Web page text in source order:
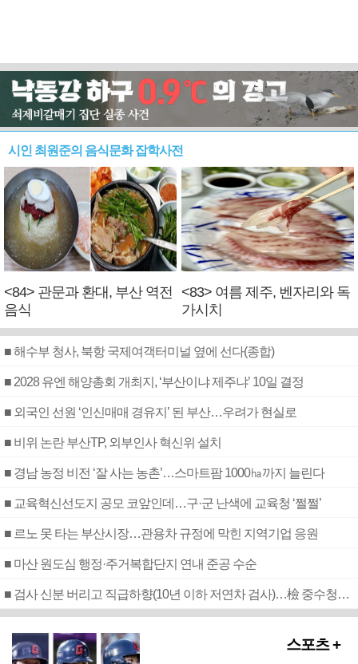
시인 최원준의 음식문화 잡학사전
<84> 관문과 환대, 부산 역전
음식
<83> 여름 제주, 벤자리와 독
가시치
■ 해수부 청사, 북항 국제여객터미널 옆에 선다(종합)
■ 2028 유엔 해양총회 개최지, ‘부산이냐 제주냐’ 10일 결정
■ 외국인 선원 ‘인신매매 경유지’ 된 부산…우려가 현실로
■ 비위 논란 부산TP, 외부인사 혁신위 설치
■ 경남 농정 비전 ‘잘 사는 농촌’…스마트팜 1000㏊까지 늘린다
■ 교육혁신선도지 공모 코앞인데…구·군 난색에 교육청 ‘쩔쩔’
■ 르노 못 타는 부산시장…관용차 규정에 막힌 지역기업 응원
■ 마산 원도심 행정·주거복합단지 연내 준공 수순
■ 검사 신분 버리고 직급하향(10년 이하 저연차 검사)…檢 중수청행 기피
스포츠 +